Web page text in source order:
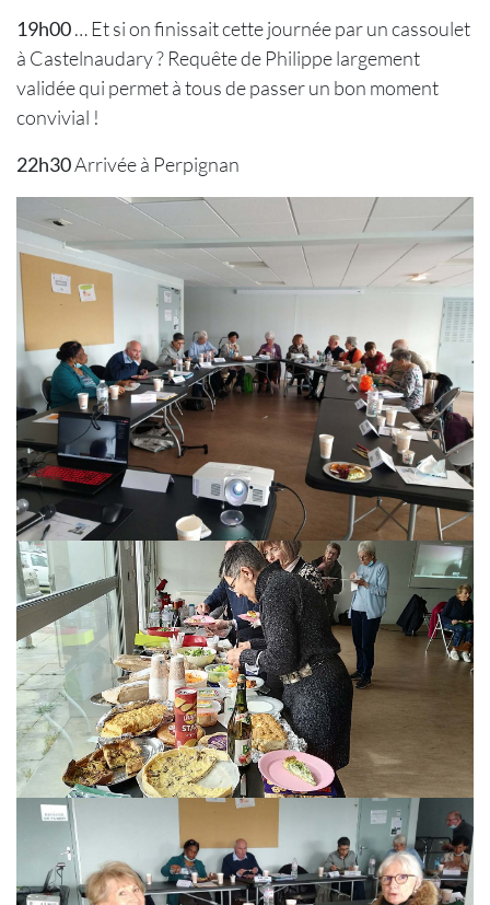
19h00… Et si on finissait cette journée par un cassoulet
à Castelnaudary ? Requête de Philippe largement
validée qui permet à tous de passer un bon moment
convivial !
22h30Arrivée à Perpignan